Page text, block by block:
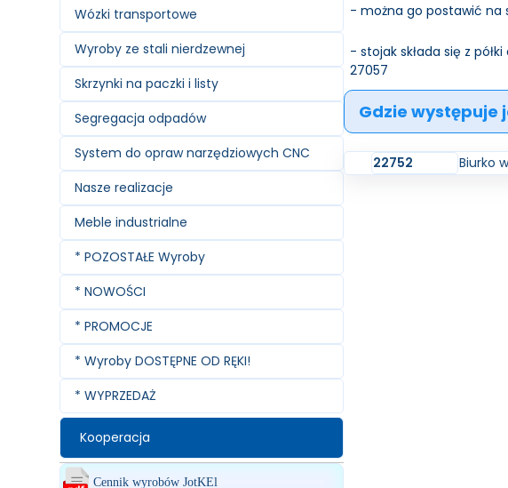
Wózki transportowe
Wyroby ze stali nierdzewnej
Skrzynki na paczki i listy
Segregacja odpadów
System do opraw narzędziowych CNC
Nasze realizacje
Meble industrialne
* POZOSTAŁE Wyroby
* NOWOŚCI
* PROMOCJE
* Wyroby DOSTĘPNE OD RĘKI!
* WYPRZEDAŻ
Kooperacja
Cennik wyrobów JotKEl
- można go postawić na
- stojak składa się z
27057
Gdzie występuje
22752 Biurko